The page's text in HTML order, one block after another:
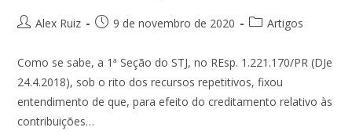
Alex Ruiz 9 de novembro de 2020 Artigos
Como se sabe, a 1ª Seção do STJ, no REsp. 1.221.170/PR (DJe
24.4.2018), sob o rito dos recursos repetitivos, fixou
entendimento de que, para efeito do creditamento relativo às
contribuições…